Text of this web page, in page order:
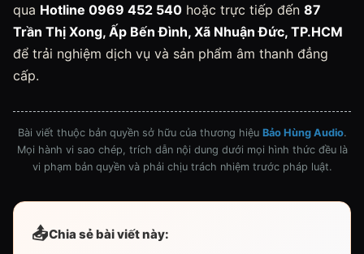
qua Hotline 0969 452 540 hoặc trực tiếp đến 87
Trần Thị Xong, Ấp Bến Đình, Xã Nhuận Đức, TP.HCM
để trải nghiệm dịch vụ và sản phẩm âm thanh đẳng
cấp.
Bài viết thuộc bản quyền sở hữu của thương hiệu Bảo Hùng Audio.
Mọi hành vi sao chép, trích dẫn nội dung dưới mọi hình thức đều là
vi phạm bản quyền và phải chịu trách nhiệm trước pháp luật.
📤Chia sẻ bài viết này: